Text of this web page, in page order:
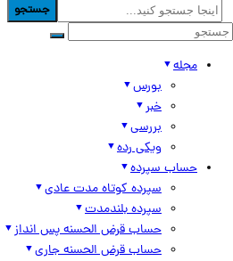
جستجو
مجله
بورس
خبر
بررسی
ویکی رده
حساب سپرده
سپرده کوتاه مدت عادی
سپرده بلندمدت
حساب قرض الحسنه پس انداز
حساب قرض الحسنه جاری